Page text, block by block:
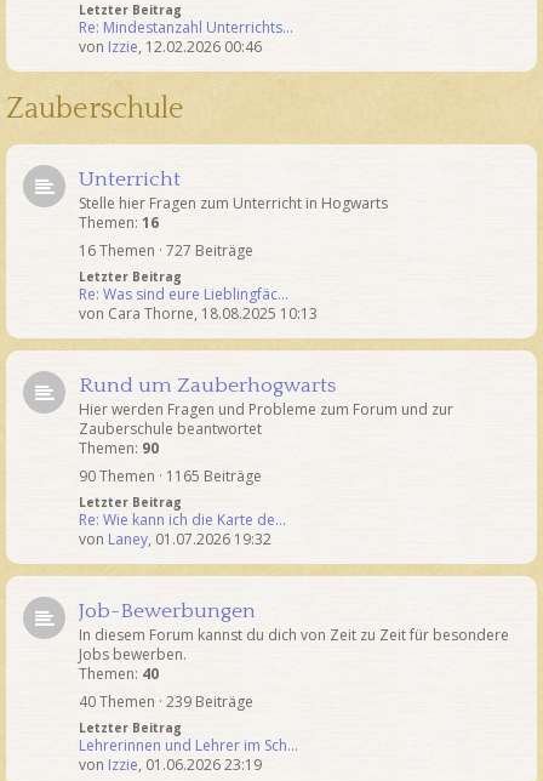
Letzter Beitrag
Re: Mindestanzahl Unterrichts…
von Izzie, 12.02.2026 00:46
Zauberschule
Unterricht
Stelle hier Fragen zum Unterricht in Hogwarts
Themen: 16
16 Themen · 727 Beiträge
Letzter Beitrag
Re: Was sind eure Lieblingfäc…
von Cara Thorne, 18.08.2025 10:13
Rund um Zauberhogwarts
Hier werden Fragen und Probleme zum Forum und zur
Zauberschule beantwortet
Themen: 90
90 Themen · 1165 Beiträge
Letzter Beitrag
Re: Wie kann ich die Karte de…
von Laney, 01.07.2026 19:32
Job-Bewerbungen
In diesem Forum kannst du dich von Zeit zu Zeit für besondere
Jobs bewerben.
Themen: 40
40 Themen · 239 Beiträge
Letzter Beitrag
Lehrerinnen und Lehrer im Sch…
von Izzie, 01.06.2026 23:19